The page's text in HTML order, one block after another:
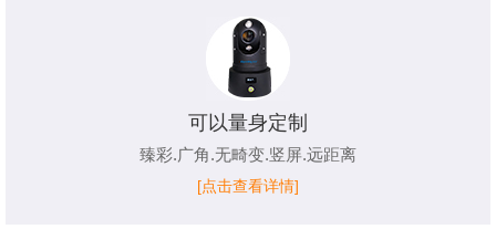
可以量身定制
臻彩.广角.无畸变.竖屏.远距离
[点击查看详情]